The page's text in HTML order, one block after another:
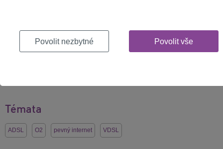
měřením v dalším měsíci.
26. 10. 2015
Témata
ADSL O2 pevný internet VDSL
Povolit nezbytné Povolit vše